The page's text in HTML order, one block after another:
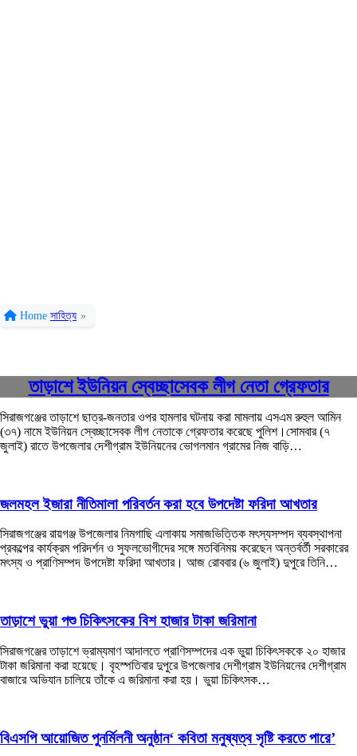
Home সাহিত্য »
তাড়াশে ইউনিয়ন স্বেচ্ছাসেবক লীগ নেতা গ্রেফতার
সিরাজগঞ্জের তাড়াশে ছাত্র-জনতার ওপর হামলার ঘটনায় করা মামলায় এসএম রুহুল আমিন
(৩৭) নামে ইউনিয়ন স্বেচ্ছাসেবক লীগ নেতাকে গ্রেফতার করেছে পুলিশ।সোমবার (৭
জুলাই) রাতে উপজেলার দেশীগ্রাম ইউনিয়নের ভোগলমান গ্রামের নিজ বাড়ি…
জলমহল ইজারা নীতিমালা পরিবর্তন করা হবে উপদেষ্টা ফরিদা আখতার
সিরাজগঞ্জের রায়গঞ্জ উপজেলার নিমগাছি এলাকায় সমাজভিত্তিক মৎস্যসম্পদ ব্যবস্থাপনা
প্রকল্পের কার্যক্রম পরিদর্শন ও সুফলভোগীদের সঙ্গে মতবিনিময় করেছেন অন্তর্বর্তী সরকারের
মৎস্য ও প্রাণিসম্পদ উপদেষ্টা ফরিদা আখতার। আজ রোববার (৬ জুলাই) দুপুরে তিনি…
তাড়াশে ভুয়া পশু চিকিৎসকের বিশ হাজার টাকা জরিমানা
সিরাজগঞ্জের তাড়াশে ভ্রাম্যমাণ আদালতে প্রাণিসম্পদের এক ভুয়া চিকিৎসককে ২০ হাজার
টাকা জরিমানা করা হয়েছে। বৃহস্পতিবার দুপুরে উপজেলার দেশীগ্রাম ইউনিয়নের দেশীগ্রাম
বাজারে অভিযান চালিয়ে তাঁকে এ জরিমানা করা হয়। ভুয়া চিকিৎসক…
বিএসপি আয়োজিত পুনর্মিলনী অনুষ্ঠান‘ কবিতা মনুষ্যত্ব সৃষ্টি করতে পারে’